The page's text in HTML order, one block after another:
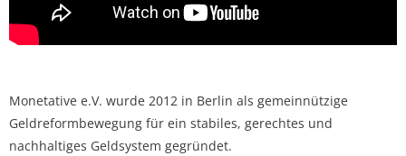
Monetative e.V. wurde 2012 in Berlin als gemeinnützige
Geldreformbewegung für ein stabiles, gerechtes und
nachhaltiges Geldsystem gegründet.